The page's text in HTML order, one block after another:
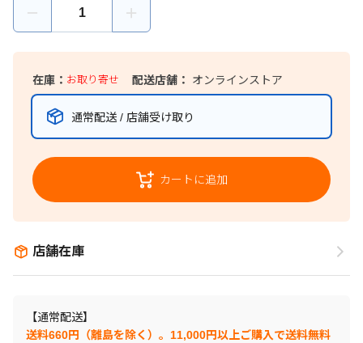
在庫： お取り寄せ 配送店舗： オンラインストア
通常配送 / 店舗受け取り
カートに追加
店舗在庫
【通常配送】
送料660円（離島を除く）。11,000円以上ご購入で送料無料